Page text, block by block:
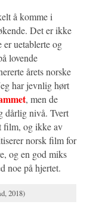
å komme i
Det er ikke
uetablerte og
lovende
årets norske
har jevnlig hørt
, men de
dårlig nivå. Tvert
film, og ikke av
norsk film for
og en god miks
noe på hjertet.
2018)